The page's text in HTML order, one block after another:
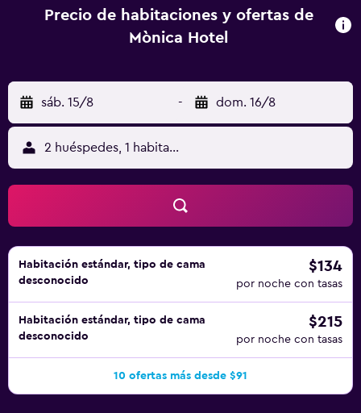
noches temáticas, mientras que el desayuno incluye
tortillas y repostería francesa, entre otros productos.
baño con bañera o ducha, secador de pelo y artículos de
aseo gratuitos.
Precio de habitaciones y ofertas de
Mònica Hotel
sáb. 15/8 - dom. 16/8
2 huéspedes, 1 habitación
Habitación estándar, tipo de cama
desconocido
$134
por noche con tasas
Habitación estándar, tipo de cama
desconocido
$215
por noche con tasas
10 ofertas más desde $91